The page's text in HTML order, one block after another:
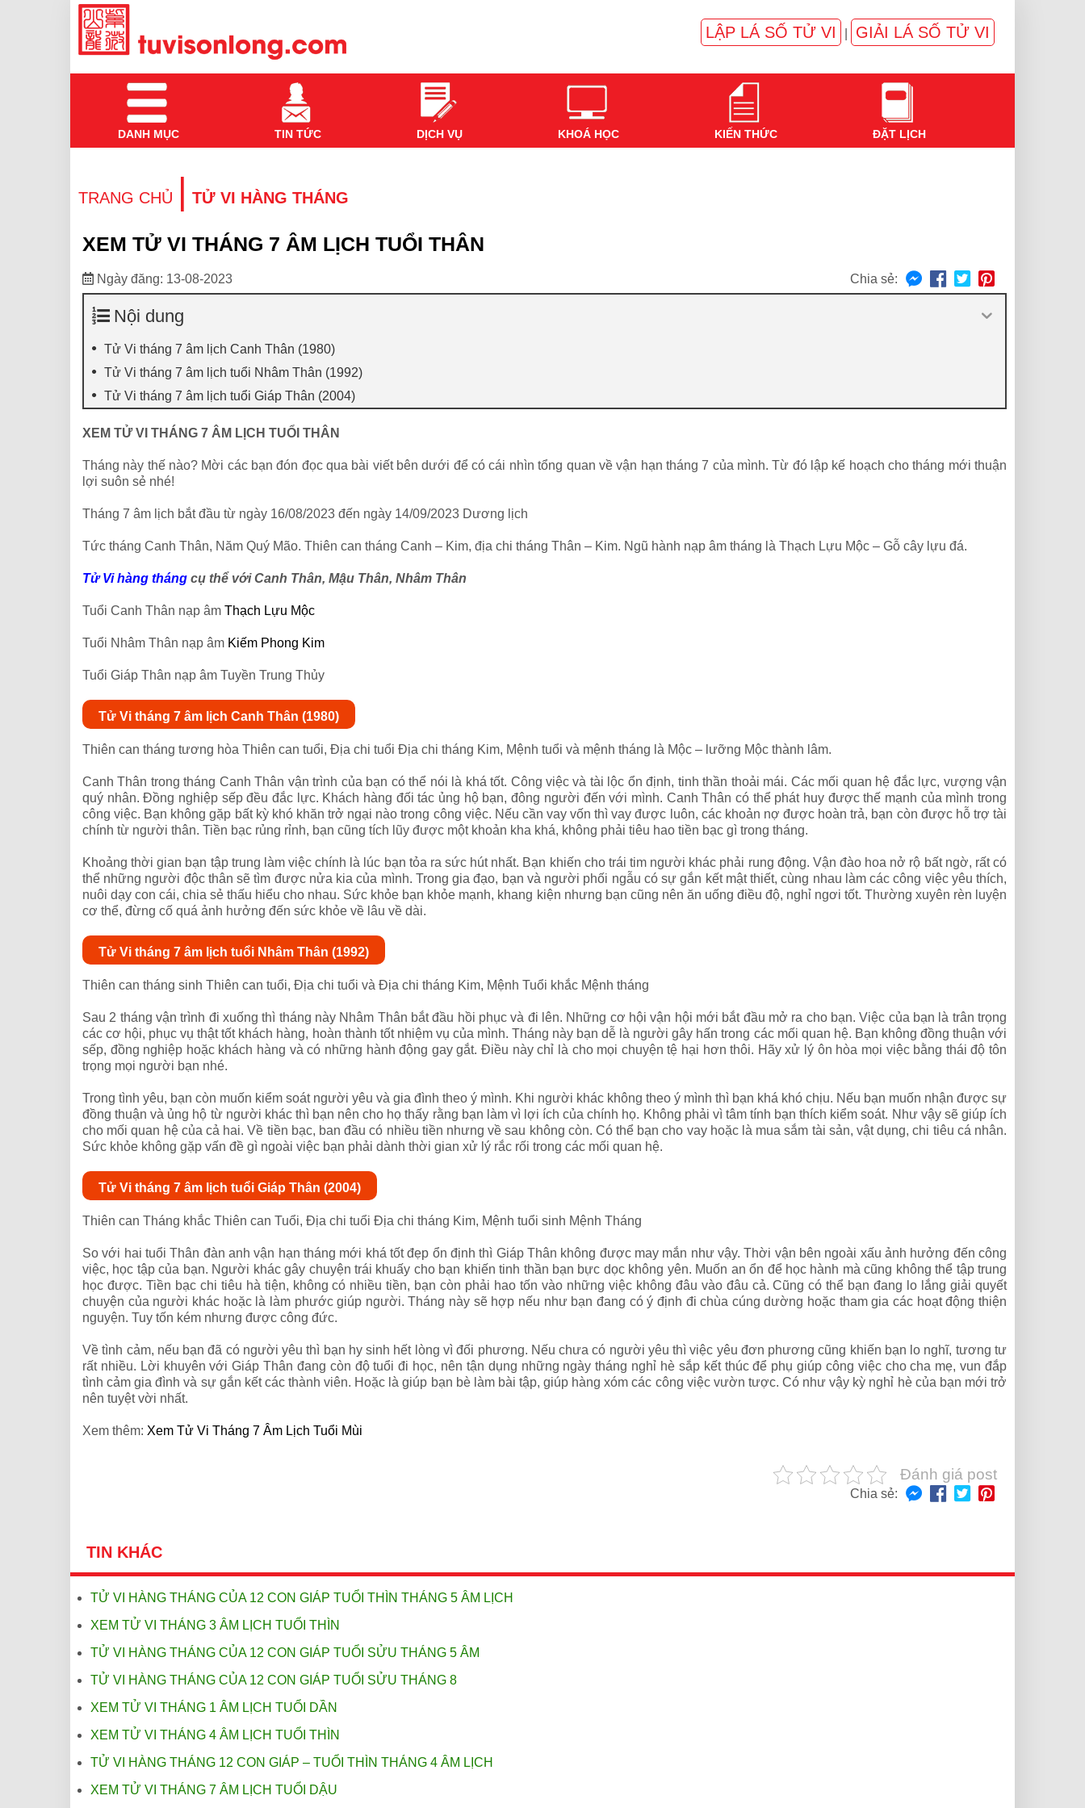
LẬP LÁ SỐ TỬ VI GIẢI LÁ SỐ TỬ VI
DANH MỤC TIN TỨC DỊCH VỤ KHOÁ HỌC KIẾN THỨC ĐẶT LỊCH
TRANG CHỦ | TỬ VI HÀNG THÁNG
XEM TỬ VI THÁNG 7 ÂM LỊCH TUỔI THÂN
Ngày đăng: 13-08-2023 Chia sẻ:
Nội dung
Tử Vi tháng 7 âm lịch Canh Thân (1980)
Tử Vi tháng 7 âm lịch tuổi Nhâm Thân (1992)
Tử Vi tháng 7 âm lịch tuổi Giáp Thân (2004)
XEM TỬ VI THÁNG 7 ÂM LỊCH TUỔI THÂN
Tháng này thế nào? Mời các bạn đón đọc qua bài viết bên dưới để có cái nhìn tổng quan về vận hạn tháng 7 của mình. Từ đó lập kế hoạch cho tháng mới thuận
lợi suôn sẻ nhé!
Tháng 7 âm lịch bắt đầu từ ngày 16/08/2023 đến ngày 14/09/2023 Dương lịch
Tức tháng Canh Thân, Năm Quý Mão. Thiên can tháng Canh – Kim, địa chi tháng Thân – Kim. Ngũ hành nạp âm tháng là Thạch Lựu Mộc – Gỗ cây lựu đá.
Tử Vi hàng tháng cụ thể với Canh Thân, Mậu Thân, Nhâm Thân
Tuổi Canh Thân nạp âm Thạch Lựu Mộc
Tuổi Nhâm Thân nạp âm Kiếm Phong Kim
Tuổi Giáp Thân nạp âm Tuyền Trung Thủy
Tử Vi tháng 7 âm lịch Canh Thân (1980)
Thiên can tháng tương hòa Thiên can tuổi, Địa chi tuổi Địa chi tháng Kim, Mệnh tuổi và mệnh tháng là Mộc – lưỡng Mộc thành lâm.
Canh Thân trong tháng Canh Thân vận trình của bạn có thể nói là khá tốt. Công việc và tài lộc ổn định, tinh thần thoải mái. Các mối quan hệ đắc lực, vượng vận
quý nhân. Đồng nghiệp sếp đều đắc lực. Khách hàng đối tác ủng hộ bạn, đông người đến với mình. Canh Thân có thể phát huy được thế mạnh của mình trong
công việc. Bạn không gặp bất kỳ khó khăn trở ngại nào trong công việc. Nếu cần vay vốn thì vay được luôn, các khoản nợ được hoàn trả, bạn còn được hỗ trợ tài
chính từ người thân. Tiền bạc rủng rỉnh, bạn cũng tích lũy được một khoản kha khá, không phải tiêu hao tiền bạc gì trong tháng.
Khoảng thời gian bạn tập trung làm việc chính là lúc bạn tỏa ra sức hút nhất. Bạn khiến cho trái tim người khác phải rung động. Vận đào hoa nở rộ bất ngờ, rất có
thể những người độc thân sẽ tìm được nửa kia của mình. Trong gia đạo, bạn và người phối ngẫu có sự gắn kết mật thiết, cùng nhau làm các công việc yêu thích,
nuôi dạy con cái, chia sẻ thấu hiểu cho nhau. Sức khỏe bạn khỏe mạnh, khang kiện nhưng bạn cũng nên ăn uống điều độ, nghỉ ngơi tốt. Thường xuyên rèn luyện
cơ thể, đừng cố quá ảnh hưởng đến sức khỏe về lâu về dài.
Tử Vi tháng 7 âm lịch tuổi Nhâm Thân (1992)
Thiên can tháng sinh Thiên can tuổi, Địa chi tuổi và Địa chi tháng Kim, Mệnh Tuổi khắc Mệnh tháng
Sau 2 tháng vận trình đi xuống thì tháng này Nhâm Thân bắt đầu hồi phục và đi lên. Những cơ hội vận hội mới bắt đầu mở ra cho bạn. Việc của bạn là trân trọng
các cơ hội, phục vụ thật tốt khách hàng, hoàn thành tốt nhiệm vụ của mình. Tháng này bạn dễ là người gây hấn trong các mối quan hệ. Bạn không đồng thuận với
sếp, đồng nghiệp hoặc khách hàng và có những hành động gay gắt. Điều này chỉ là cho mọi chuyện tệ hại hơn thôi. Hãy xử lý ôn hòa mọi việc bằng thái độ tôn
trọng mọi người bạn nhé.
Trong tình yêu, bạn còn muốn kiểm soát người yêu và gia đình theo ý mình. Khi người khác không theo ý mình thì bạn khá khó chịu. Nếu bạn muốn nhận được sự
đồng thuận và ủng hộ từ người khác thì bạn nên cho họ thấy rằng bạn làm vì lợi ích của chính họ. Không phải vì tâm tính bạn thích kiểm soát. Như vậy sẽ giúp ích
cho mối quan hệ của cả hai. Về tiền bạc, ban đầu có nhiều tiền nhưng về sau không còn. Có thể bạn cho vay hoặc là mua sắm tài sản, vật dụng, chi tiêu cá nhân.
Sức khỏe không gặp vấn đề gì ngoài việc bạn phải dành thời gian xử lý rắc rối trong các mối quan hệ.
Tử Vi tháng 7 âm lịch tuổi Giáp Thân (2004)
Thiên can Tháng khắc Thiên can Tuổi, Địa chi tuổi Địa chi tháng Kim, Mệnh tuổi sinh Mệnh Tháng
So với hai tuổi Thân đàn anh vận hạn tháng mới khá tốt đẹp ổn định thì Giáp Thân không được may mắn như vậy. Thời vận bên ngoài xấu ảnh hưởng đến công
việc, học tập của bạn. Người khác gây chuyện trái khuấy cho bạn khiến tinh thần bạn bực dọc không yên. Muốn an ổn để học hành mà cũng không thể tập trung
học được. Tiền bạc chi tiêu hà tiện, không có nhiều tiền, bạn còn phải hao tốn vào những việc không đâu vào đâu cả. Cũng có thể bạn đang lo lắng giải quyết
chuyện của người khác hoặc là làm phước giúp người. Tháng này sẽ hợp nếu như bạn đang có ý định đi chùa cúng dường hoặc tham gia các hoạt động thiện
nguyện. Tuy tốn kém nhưng được công đức.
Về tình cảm, nếu bạn đã có người yêu thì bạn hy sinh hết lòng vì đối phương. Nếu chưa có người yêu thì việc yêu đơn phương cũng khiến bạn lo nghĩ, tương tư
rất nhiều. Lời khuyên với Giáp Thân đang còn độ tuổi đi học, nên tận dụng những ngày tháng nghỉ hè sắp kết thúc để phụ giúp công việc cho cha mẹ, vun đắp
tình cảm gia đình và sự gắn kết các thành viên. Hoặc là giúp bạn bè làm bài tập, giúp hàng xóm các công việc vườn tược. Có như vậy kỳ nghỉ hè của bạn mới trở
nên tuyệt vời nhất.
Xem thêm: Xem Tử Vi Tháng 7 Âm Lịch Tuổi Mùi
Đánh giá post
Chia sẻ:
TIN KHÁC
TỬ VI HÀNG THÁNG CỦA 12 CON GIÁP TUỔI THÌN THÁNG 5 ÂM LỊCH
XEM TỬ VI THÁNG 3 ÂM LỊCH TUỔI THÌN
TỬ VI HÀNG THÁNG CỦA 12 CON GIÁP TUỔI SỬU THÁNG 5 ÂM
TỬ VI HÀNG THÁNG CỦA 12 CON GIÁP TUỔI SỬU THÁNG 8
XEM TỬ VI THÁNG 1 ÂM LỊCH TUỔI DẦN
XEM TỬ VI THÁNG 4 ÂM LỊCH TUỔI THÌN
TỬ VI HÀNG THÁNG 12 CON GIÁP – TUỔI THÌN THÁNG 4 ÂM LỊCH
XEM TỬ VI THÁNG 7 ÂM LỊCH TUỔI DẬU